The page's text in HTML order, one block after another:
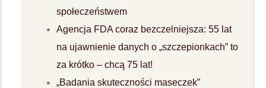
społeczeństwem
Agencja FDA coraz bezczelniejsza: 55 lat
na ujawnienie danych o „szczepionkach” to
za krótko – chcą 75 lat!
„Badania skuteczności maseczek”